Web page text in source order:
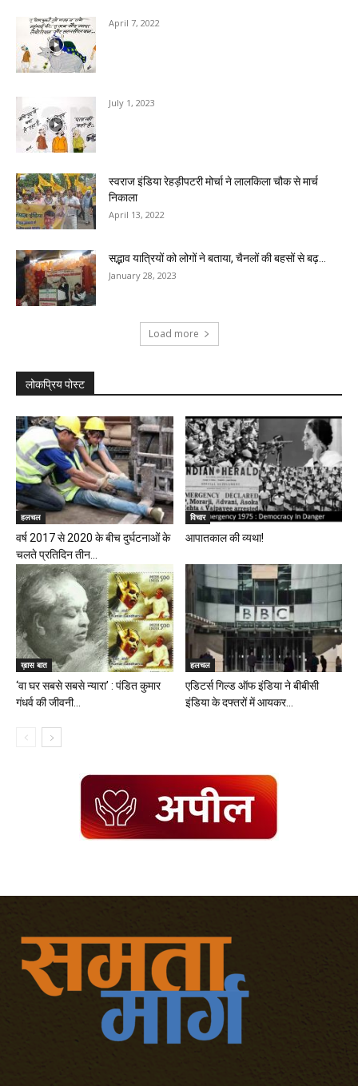
April 7, 2022
July 1, 2023
स्वराज इंडिया रेहड़ीपटरी मोर्चा ने लालकिला चौक से मार्च
निकाला
April 13, 2022
सद्भाव यात्रियों को लोगों ने बताया, चैनलों की बहसों से बढ़...
January 28, 2023
Load more
लोकप्रिय पोस्ट
हलचल
वर्ष 2017 से 2020 के बीच दुर्घटनाओं के
चलते प्रतिदिन तीन...
विचार
आपातकाल की व्यथा!
ख़ास बात
‘वा घर सबसे सबसे न्यारा’ : पंडित कुमार
गंधर्व की जीवनी...
हलचल
एडिटर्स गिल्ड ऑफ इंडिया ने बीबीसी
इंडिया के दफ्तरों में आयकर...